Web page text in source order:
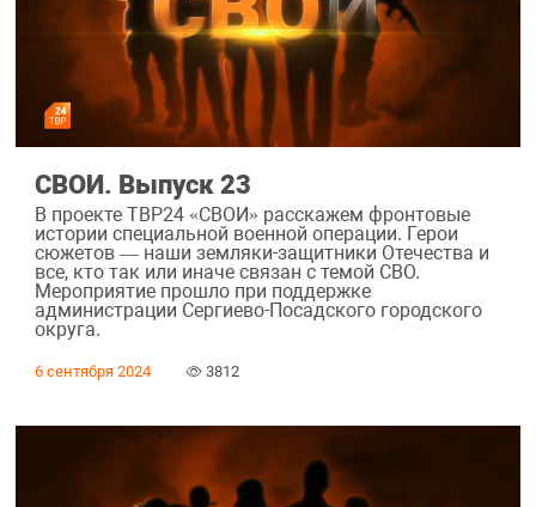
СВОИ. Выпуск 23
В проекте ТВР24 «СВОИ» расскажем фронтовые
истории специальной военной операции. Герои
сюжетов — наши земляки-защитники Отечества и
все, кто так или иначе связан с темой СВО.
Мероприятие прошло при поддержке
администрации Сергиево-Посадского городского
округа.
6 сентября 2024 3812